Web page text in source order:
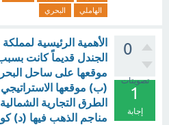
الهاملي
البحري
0
تصويتات
1
إجابة
الأهمية الرئيسية
الجندل قديماً كانت
موقعها على ساحل البحر
(ب) موقعها
الطرق التجارية
مناجم الذهب فيها (د)